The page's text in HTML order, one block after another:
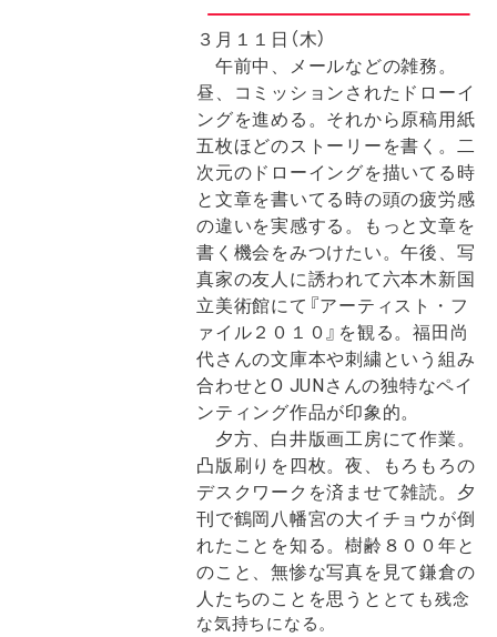
３月１１日（木）
午前中、メールなどの雑務。
昼、コミッションされたドローイ
ングを進める。それから原稿用紙
五枚ほどのストーリーを書く。二
次元のドローイングを描いてる時
と文章を書いてる時の頭の疲労感
の違いを実感する。もっと文章を
書く機会をみつけたい。午後、写
真家の友人に誘われて六本木新国
立美術館にて『アーティスト・フ
ァイル２０１０』を観る。福田尚
代さんの文庫本や刺繍という組み
合わせとO JUNさんの独特なペイ
ンティング作品が印象的。
夕方、白井版画工房にて作業。
凸版刷りを四枚。夜、もろもろの
デスクワークを済ませて雑読。夕
刊で鶴岡八幡宮の大イチョウが倒
れたことを知る。樹齢８００年と
のこと、無惨な写真を見て鎌倉の
人たちのことを思うと とても残念
な気持ちになる。